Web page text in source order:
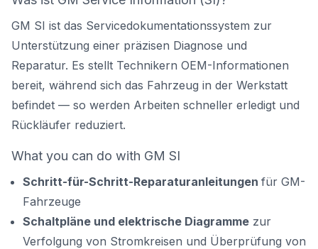
GM SI ist das Servicedokumentationssystem zur
Unterstützung einer präzisen Diagnose und
Reparatur. Es stellt Technikern OEM-Informationen
bereit, während sich das Fahrzeug in der Werkstatt
befindet — so werden Arbeiten schneller erledigt und
Rückläufer reduziert.
What you can do with GM SI
Schritt-für-Schritt-Reparaturanleitungen für GM-
Fahrzeuge
Schaltpläne und elektrische Diagramme zur
Verfolgung von Stromkreisen und Überprüfung von